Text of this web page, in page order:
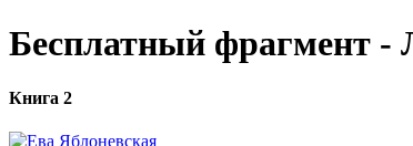
Бесплатный фрагмент -
Книга 2